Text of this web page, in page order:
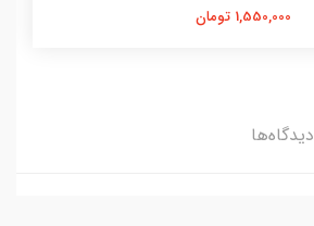
1,550,000 تومان
دیدگاه‌ها